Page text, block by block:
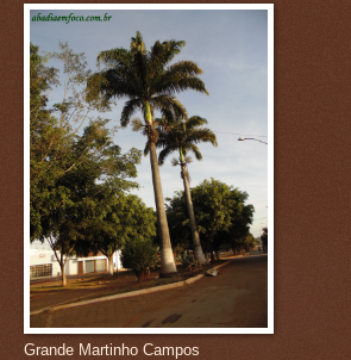
Grande Martinho Campos